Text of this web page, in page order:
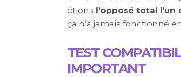
étions l’opposé total l’un
ça n’a jamais fonctionné
TEST
IMPORTANT